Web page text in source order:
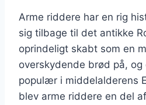
Arme riddere har en rig
sig tilbage til det antikke
oprindeligt skabt som en
overskydende brød på,
populær i middelalderens
blev arme riddere en del